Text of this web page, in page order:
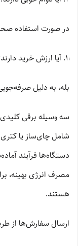
در صورت استفاده
آیا ارزش خرید
بله، به دلیل
سه وسیله برقی
شامل چای‌ساز یا
دستگاه‌ها فرآیند
مصرف انرژی بهینه،
هستند.
ارسال سفارش‌ها از